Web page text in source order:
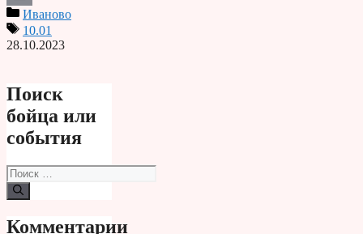
PrintИваново
10.01
28.10.2023
Поиск
бойца или
события
Поиск:
Комментарии